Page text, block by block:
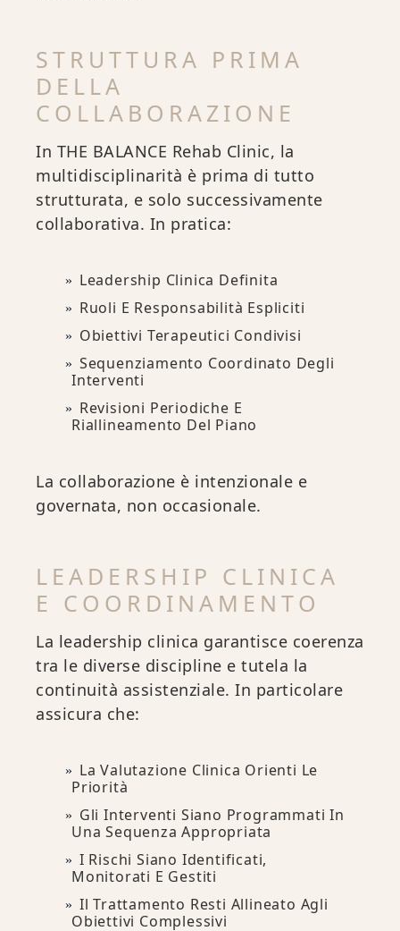
STRUTTURA PRIMA
DELLA
COLLABORAZIONE
In THE BALANCE Rehab Clinic, la
multidisciplinarità è prima di tutto
strutturata, e solo successivamente
collaborativa. In pratica:
Leadership Clinica Definita
Ruoli E Responsabilità Espliciti
Obiettivi Terapeutici Condivisi
Sequenziamento Coordinato Degli
Interventi
Revisioni Periodiche E
Riallineamento Del Piano
La collaborazione è intenzionale e
governata, non occasionale.
LEADERSHIP CLINICA
E COORDINAMENTO
La leadership clinica garantisce coerenza
tra le diverse discipline e tutela la
continuità assistenziale. In particolare
assicura che:
La Valutazione Clinica Orienti Le
Priorità
Gli Interventi Siano Programmati In
Una Sequenza Appropriata
I Rischi Siano Identificati,
Monitorati E Gestiti
Il Trattamento Resti Allineato Agli
Obiettivi Complessivi